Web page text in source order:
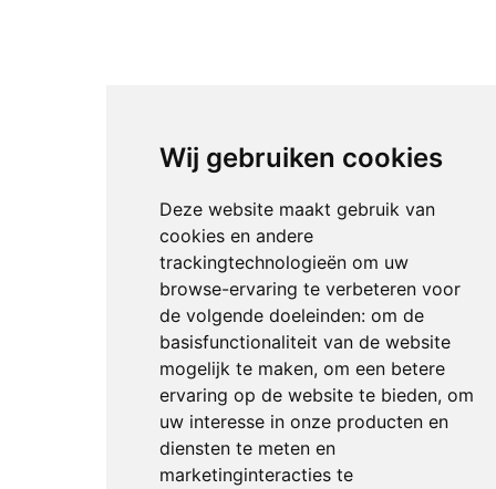
Wij gebruiken cookies
Deze website maakt gebruik van
cookies en andere
trackingtechnologieën om uw
browse-ervaring te verbeteren voor
de volgende doeleinden: om de
basisfunctionaliteit van de website
mogelijk te maken, om een betere
ervaring op de website te bieden, om
uw interesse in onze producten en
diensten te meten en
marketinginteracties te